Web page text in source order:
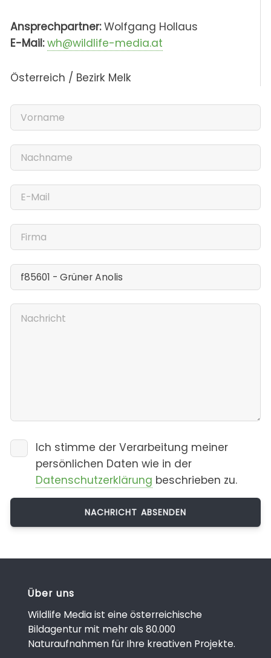
Ansprechpartner:Wolfgang Hollaus
E-Mail: wh@wildlife-media.at
Österreich / Bezirk Melk
Ich stimme der Verarbeitung meiner
persönlichen Daten wie in der
Datenschutzerklärung beschrieben zu.
Über uns
Wildlife Media ist eine österreichische
Bildagentur mit mehr als 80.000
Naturaufnahmen für Ihre kreativen Projekte.